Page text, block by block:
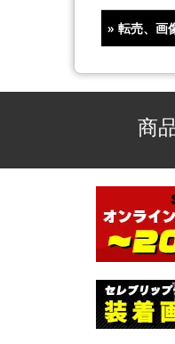
»転売、画
商